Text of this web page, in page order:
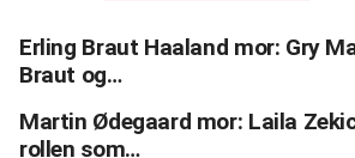
Erling Braut Haaland mor: Gry
Braut og…
Martin Ødegaard mor: Laila
rollen som…